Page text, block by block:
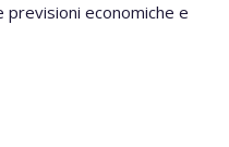
economiche e